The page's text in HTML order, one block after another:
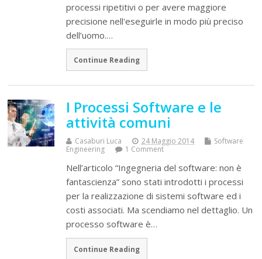
processi ripetitivi o per avere maggiore
precisione nell'eseguirle in modo più preciso
dell’uomo.…
Continue Reading
I Processi Software e le
attività comuni
Casaburi Luca 24 Maggio 2014
Software
Engineering
1 Comment
Nell’articolo “Ingegneria del software: non è
fantascienza” sono stati introdotti i processi
per la realizzazione di sistemi software ed i
costi associati. Ma scendiamo nel dettaglio. Un
processo software è…
Continue Reading